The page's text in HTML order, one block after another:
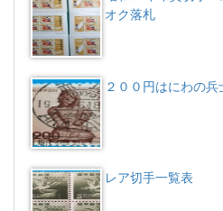
オク落札
２００円はにわの
レア切手一覧表